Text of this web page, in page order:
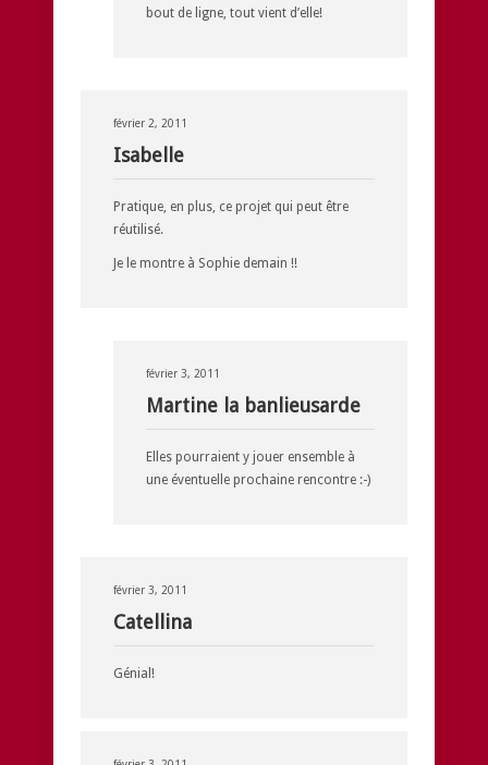
bout de ligne, tout vient d’elle!
février 2, 2011
Isabelle
Pratique, en plus, ce projet qui peut être
réutilisé.
Je le montre à Sophie demain !!
février 3, 2011
Martine la banlieusarde
Elles pourraient y jouer ensemble à
une éventuelle prochaine rencontre :-)
février 3, 2011
Catellina
Génial!